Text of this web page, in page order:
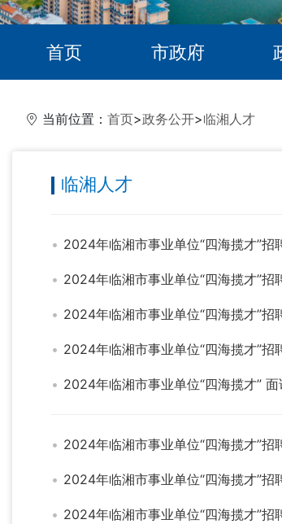
首页 市政府
当前位置： 首页>政务公开>临湘人才
临湘人才
2024年临湘市事业单位“四海揽才”招
2024年临湘市事业单位“四海揽才”招
2024年临湘市事业单位“四海揽才”
2024年临湘市事业单位“四海揽才”
2024年临湘市事业单位“四海揽才”
2024年临湘市事业单位“四海揽才”招
2024年临湘市事业单位“四海揽才”招
2024年临湘市事业单位“四海揽才”招